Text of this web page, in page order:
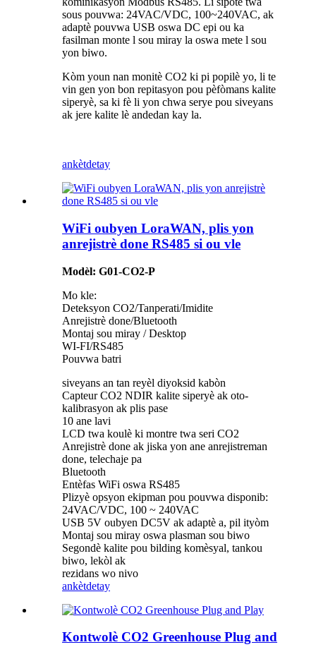
sous pouvwa: 24VAC/VDC, 100~240VAC, ak
adaptè pouvwa USB oswa DC epi ou ka
fasilman monte l sou miray la oswa mete l sou
yon biwo.
Kòm youn nan monitè CO2 ki pi popilè yo, li te
vin gen yon bon repitasyon pou pèfòmans kalite
siperyè, sa ki fè li yon chwa serye pou siveyans
ak jere kalite lè andedan kay la.
ankètdetay
WiFi oubyen LoraWAN, plis yon
anrejistrè done RS485 si ou vle
Modèl: G01-CO2-P
Mo kle:
Deteksyon CO2/Tanperati/Imidite
Anrejistrè done/Bluetooth
Montaj sou miray / Desktop
WI-FI/RS485
Pouvwa batri
siveyans an tan reyèl diyoksid kabòn
Capteur CO2 NDIR kalite siperyè ak oto-
kalibrasyon ak plis pase
10 ane lavi
LCD twa koulè ki montre twa seri CO2
Anrejistrè done ak jiska yon ane anrejistreman
done, telechaje pa
Bluetooth
Entèfas WiFi oswa RS485
Plizyè opsyon ekipman pou pouvwa disponib:
24VAC/VDC, 100 ~ 240VAC
USB 5V oubyen DC5V ak adaptè a, pil ityòm
Montaj sou miray oswa plasman sou biwo
Segondè kalite pou bilding komèsyal, tankou
biwo, lekòl ak
rezidans wo nivo
ankètdetay
Kontwolè CO2 Greenhouse Plug and